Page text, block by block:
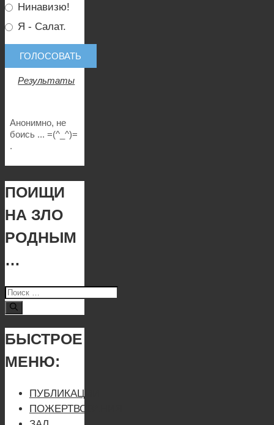
Нинавизю!
Я - Салат.
Результаты
Анонимно, не
боись ... =(^_^)=
.
ПОИЩИ
НА ЗЛО
РОДНЫМ
…
Поиск:
БЫСТРОЕ
МЕНЮ:
ПУБЛИКАЦИИ
ПОЖЕРТВОВАНИЯ